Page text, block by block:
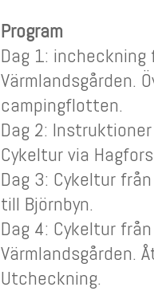
Program
Dag 1:
Värmlandsgården.
campingflotten.
Dag 2:
Cykeltur via
Dag 3: Cykeltur
till Björnbyn.
Dag 4: Cykeltur
Värmlandsgården.
Utcheckning.